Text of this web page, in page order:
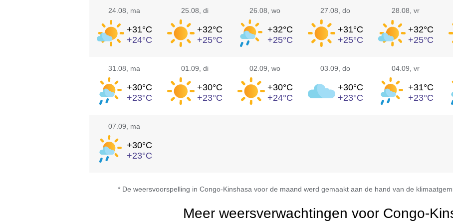
24.08 , ma
+31°C
+24°C
25.08 , di
+32°C
+25°C
26.08 , wo
+32°C
+25°C
27.08 , do
+31°C
+25°C
28.08 , vr
+32°C
+25°C
31.08 , ma
+30°C
+23°C
01.09 , di
+30°C
+23°C
02.09 , wo
+30°C
+24°C
03.09 , do
+30°C
+23°C
04.09 , vr
+31°C
+23°C
07.09 , ma
+30°C
+23°C
* De weersvoorspelling in Congo-Kinshasa voor de maand werd gemaakt aan de hand van de
Meer weersverwachtingen voor Congo-